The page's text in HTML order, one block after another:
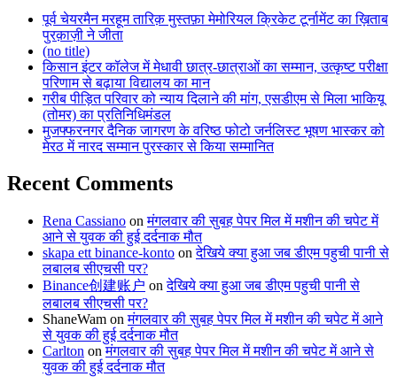
पूर्व चेयरमैन मरहूम तारिक़ मुस्तफ़ा मेमोरियल क्रिकेट टूर्नामेंट का ख़िताब
पुरक़ाज़ी ने जीता
(no title)
किसान इंटर कॉलेज में मेधावी छात्र-छात्राओं का सम्मान, उत्कृष्ट परीक्षा
परिणाम से बढ़ाया विद्यालय का मान
गरीब पीड़ित परिवार को न्याय दिलाने की मांग, एसडीएम से मिला भाकियू
(तोमर) का प्रतिनिधिमंडल
मुजफ्फरनगर दैनिक जागरण के वरिष्ठ फोटो जर्नलिस्ट भूषण भास्कर को
मेरठ में नारद सम्मान पुरस्कार से किया सम्मानित
Recent Comments
Rena Cassiano onमंगलवार की सुबह पेपर मिल में मशीन की चपेट में
आने से युवक की हुई दर्दनाक मौत
skapa ett binance-konto onदेखिये क्या हुआ जब डीएम पहुची पानी से
लबालब सीएचसी पर?
Binance创建账户 onदेखिये क्या हुआ जब डीएम पहुची पानी से
लबालब सीएचसी पर?
ShaneWam onमंगलवार की सुबह पेपर मिल में मशीन की चपेट में आने
से युवक की हुई दर्दनाक मौत
Carlton onमंगलवार की सुबह पेपर मिल में मशीन की चपेट में आने से
युवक की हुई दर्दनाक मौत